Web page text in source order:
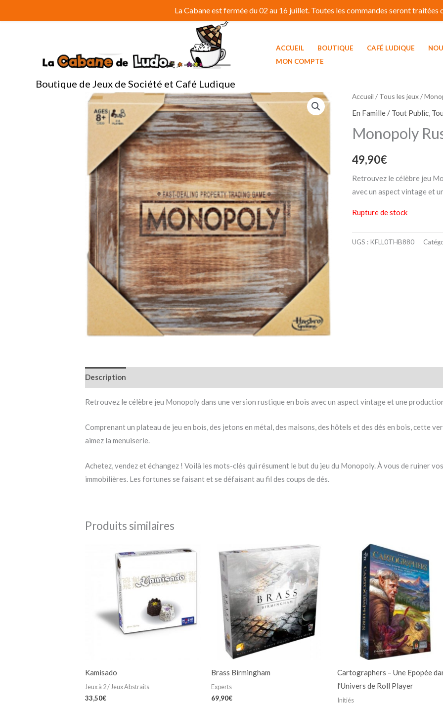
au
Boutique de Jeux de Société et Café Ludique
ACCUEIL BOUTIQUE CAFÉ LUDIQUE
MON COMPTE
Accueil / Tous les jeux/
En Famille / Tout Public,
Monopoly
49,90€
Retrouvez le célèbre jeu
avec un aspect vintage et
Rupture de stock
UGS : KFLL0THB880
Description
Retrouvez le célèbre jeu Monopoly dans une version rustique en bois avec un aspect vintage et une
Comprenant un plateau de jeu en bois, des jetons en métal, des maisons, des hôtels et des dés en bois, cette
aimez la menuiserie.
Achetez, vendez et échangez ! Voilà les mots-clés qui résument le but du jeu du Monopoly. À vous de ruiner
immobilières. Les fortunes se faisant et se défaisant au fil des coups de dés.
Produits similaires
Kamisado
Jeux à 2 / Jeux Abstraits
33,50€
Brass Birmingham
Experts
69,90€
Cartographers – Une Epopée
l’Univers de Roll Player
Initiés
La Cabane est fermée du 02 au 16 juillet. Toutes les commandes seront traitées